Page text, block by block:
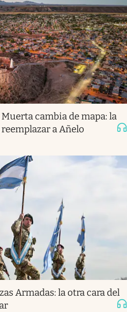
Muerta cambia de mapa: la
a Añelo
Armadas: la otra cara del